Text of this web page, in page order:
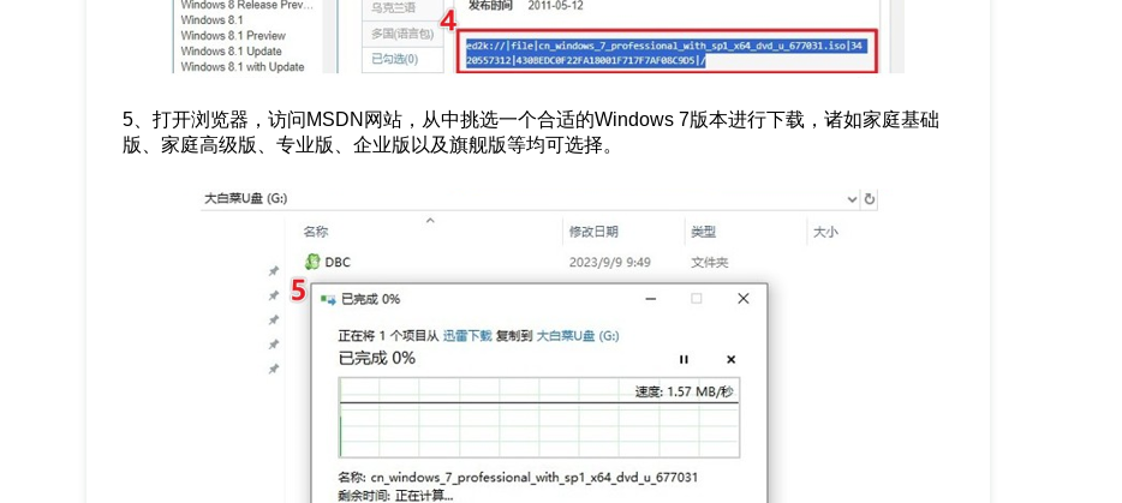
5、打开浏览器，访问MSDN网站，从中挑选一个合适的Windows 7版本进行下载，诸如家庭基础
版、家庭高级版、专业版、企业版以及旗舰版等均可选择。